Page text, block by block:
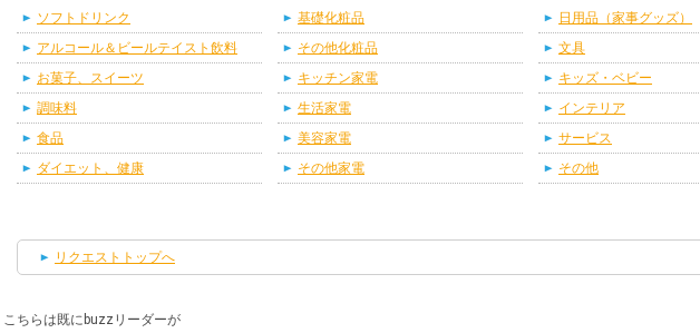
ソフトドリンク
アルコール＆ビールテイスト飲料
お菓子、スイーツ
調味料
食品
ダイエット、健康
基礎化粧品
その他化粧品
キッチン家電
生活家電
美容家電
その他家電
日用品（家事グッズ）
文具
キッズ・ベビー
インテリア
サービス
その他
リクエストトップへ
こちらは既にbuzzリーダーが